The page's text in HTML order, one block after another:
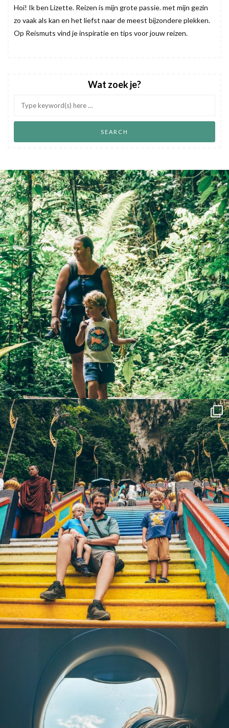
Hoi! Ik ben Lizette. Reizen is mijn grote passie. met mijn gezin
zo vaak als kan en het liefst naar de meest bijzondere plekken.
Op Reismuts vind je inspiratie en tips voor jouw reizen.
Wat zoek je?